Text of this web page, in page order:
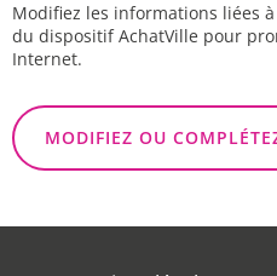
Modifiez les informations liées
du dispositif AchatVille pour
Internet.
MODIFIEZ OU